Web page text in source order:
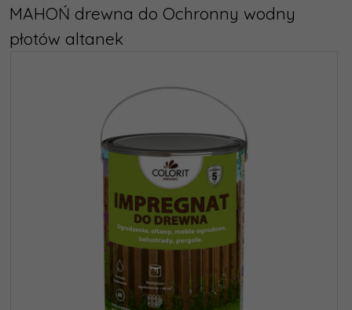
MAHOŃ drewna do Ochronny wodny
płotów altanek